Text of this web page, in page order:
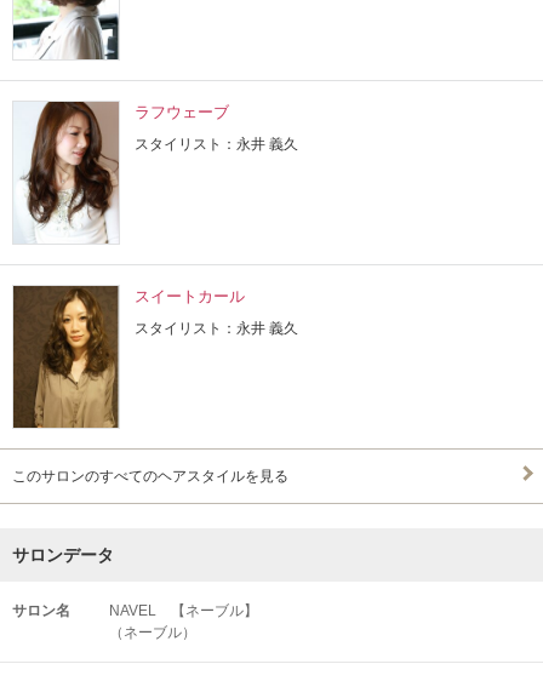
ラフウェーブ
スタイリスト：永井 義久
スイートカール
スタイリスト：永井 義久
このサロンのすべてのヘアスタイルを見る
サロンデータ
サロン名
NAVEL 【ネーブル】
（ネーブル）